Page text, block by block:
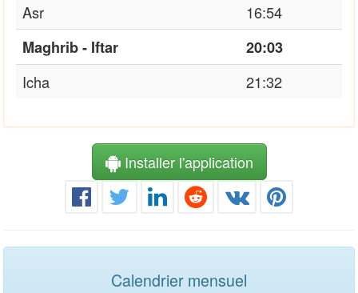
Asr
16:54
Maghrib - Iftar
20:03
Icha
21:32
Installer l'application
Calendrier mensuel